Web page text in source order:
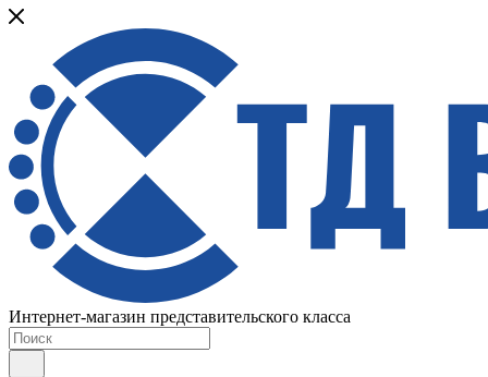
Интернет-магазин представительского класса